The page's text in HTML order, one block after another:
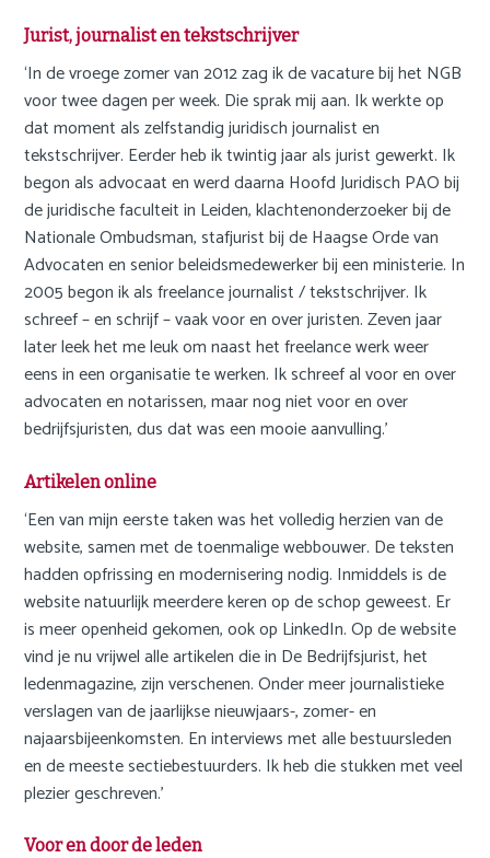
Jurist, journalist en tekstschrijver
‘In de vroege zomer van 2012 zag ik de vacature bij het NGB
voor twee dagen per week. Die sprak mij aan. Ik werkte op
dat moment als zelfstandig juridisch journalist en
tekstschrijver. Eerder heb ik twintig jaar als jurist gewerkt. Ik
begon als advocaat en werd daarna Hoofd Juridisch PAO bij
de juridische faculteit in Leiden, klachtenonderzoeker bij de
Nationale Ombudsman, stafjurist bij de Haagse Orde van
Advocaten en senior beleidsmedewerker bij een ministerie. In
2005 begon ik als freelance journalist / tekstschrijver. Ik
schreef – en schrijf – vaak voor en over juristen. Zeven jaar
later leek het me leuk om naast het freelance werk weer
eens in een organisatie te werken. Ik schreef al voor en over
advocaten en notarissen, maar nog niet voor en over
bedrijfsjuristen, dus dat was een mooie aanvulling.’
Artikelen online
‘Een van mijn eerste taken was het volledig herzien van de
website, samen met de toenmalige webbouwer. De teksten
hadden opfrissing en modernisering nodig. Inmiddels is de
website natuurlijk meerdere keren op de schop geweest. Er
is meer openheid gekomen, ook op LinkedIn. Op de website
vind je nu vrijwel alle artikelen die in De Bedrijfsjurist, het
ledenmagazine, zijn verschenen. Onder meer journalistieke
verslagen van de jaarlijkse nieuwjaars-, zomer- en
najaarsbijeenkomsten. En interviews met alle bestuursleden
en de meeste sectiebestuurders. Ik heb die stukken met veel
plezier geschreven.’
Voor en door de leden